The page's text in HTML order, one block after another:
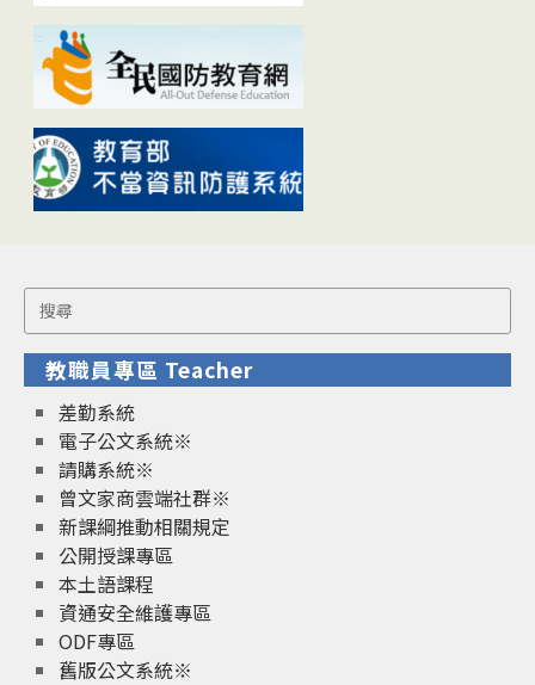
Search
for:
教職員專區 Teacher
差勤系統
電子公文系統※
請購系統※
曾文家商雲端社群※
新課綱推動相關規定
公開授課專區
本土語課程
資通安全維護專區
ODF專區
舊版公文系統※